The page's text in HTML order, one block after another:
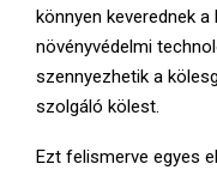
könnyen keverednek
növényvédelmi
szennyezhetik a
szolgáló kölest.
Ezt felismerve egyes